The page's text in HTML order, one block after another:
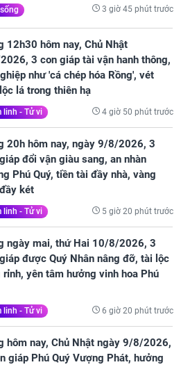
3 giờ 45 phút trước
12h30 hôm nay, Chủ Nhật
3 con giáp tài vận hanh thông,
như 'cá chép hóa Rồng', vét
lá trong thiên hạ
linh - Tử vi 4 giờ 50 phút trước
20h hôm nay, ngày 9/8/2026, 3
đổi vận giàu sang, an nhàn
Phú Quý, tiền tài đầy nhà, vàng
két
linh - Tử vi 5 giờ 20 phút trước
ngày mai, thứ Hai 10/8/2026, 3
được Quý Nhân nâng đỡ, tài lộc
rỉnh, yên tâm hưởng vinh hoa Phú
linh - Tử vi 6 giờ 20 phút trước
hôm nay, Chủ Nhật ngày 9/8/2026,
giáp Phú Quý Vượng Phát, hưởng